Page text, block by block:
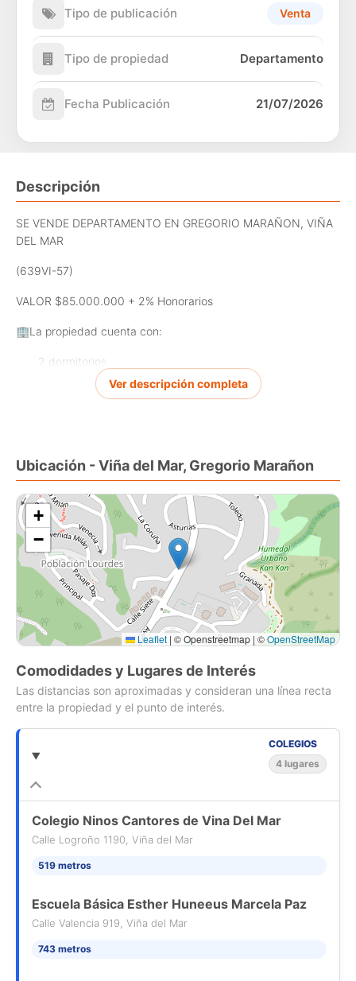
Tipo de publicación Venta
Tipo de propiedad Departamento
Fecha Publicación 21/07/2026
Descripción
SE VENDE DEPARTAMENTO EN GREGORIO MARAÑON, VIÑA
DEL MAR
(639VI-57)
VALOR $85.000.000 + 2% Honorarios
🏢La propiedad cuenta con:
2 dormitorios
· 45m2
· Piso 6 (entrada por piso 5)
Gasto común $60.000
No paga contribuciones
Sin estacionamiento ni bodega
Para agendar visita contactar a Stella Gloria de Kirkman Sgc
contacto disponibles] o📩[Use el formulario de contacto o los
medios de contacto disponibles]
Ver descripción completa
Ubicación - Viña del Mar, Gregorio Marañon
+
−
Leaflet | © Openstreetmap | ©OpenStreetMap
Comodidades y Lugares de Interés
Las distancias son aproximadas y consideran una línea recta
entre la propiedad y el punto de interés.
COLEGIOS
4 lugares
Colegio Ninos Cantores de Vina Del Mar
Calle Logroño 1190, Viña del Mar
519 metros
Escuela Básica Esther Huneeus Marcela Paz
Calle Valencia 919, Viña del Mar
743 metros